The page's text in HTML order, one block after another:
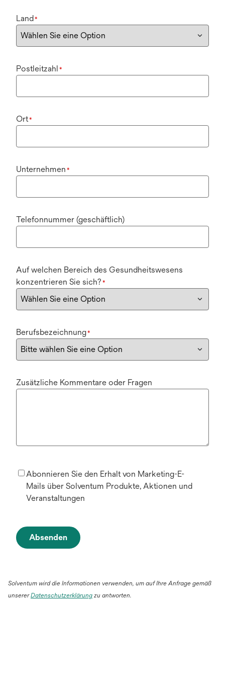
Land*
Postleitzahl *
Ort*
Unternehmen *
Telefonnummer (geschäftlich)
Auf welchen Bereich des Gesundheitswesens
konzentrieren Sie sich? *
Berufsbezeichnung*
Zusätzliche Kommentare oder Fragen
Abonnieren Sie den Erhalt von Marketing-E-
Mails über Solventum Produkte, Aktionen und
Veranstaltungen
Absenden
Solventum wird die Informationen verwenden, um auf Ihre Anfrage gemäß
unsererDatenschutzerklärung zu antworten.